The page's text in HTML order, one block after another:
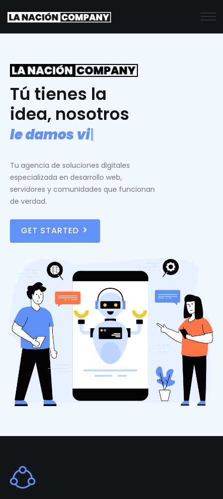
Tú tienes la
idea, nosotros
ledamosvid
Tu agencia de soluciones digitales
especializada en desarrollo web,
servidores y comunidades que funcionan
de verdad.
GET STARTED